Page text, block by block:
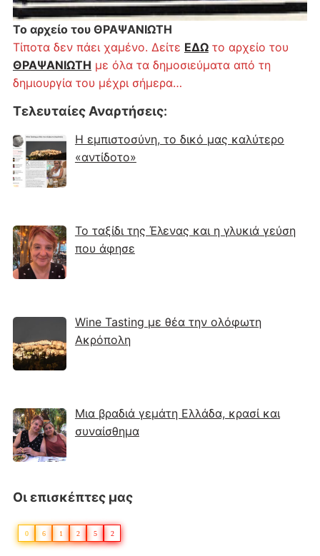
Το αρχείο του ΘΡΑΨΑΝΙΩΤΗ
Τίποτα δεν πάει χαμένο. Δείτε ΕΔΩτο αρχείο του
ΘΡΑΨΑΝΙΩΤΗ με όλα τα δημοσιεύματα από τη
δημιουργία του μέχρι σήμερα…
Τελευταίες Αναρτήσεις:
Η εμπιστοσύνη, το δικό μας καλύτερο
«αντίδοτο»
Το ταξίδι της Έλενας και η γλυκιά γεύση
που άφησε
Wine Tasting με θέα την ολόφωτη
Ακρόπολη
Μια βραδιά γεμάτη Ελλάδα, κρασί και
συναίσθημα
Οι επισκέπτες μας
0 6 1 2 5 2